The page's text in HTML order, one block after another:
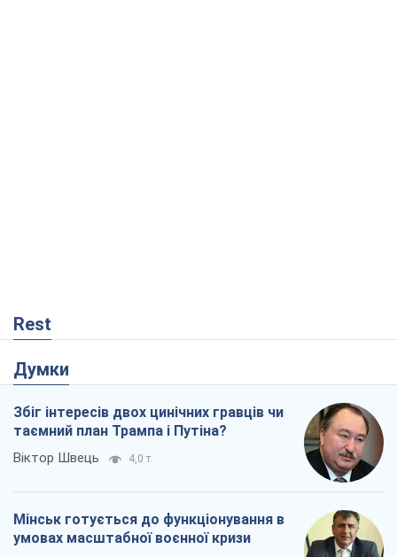
Rest
Думки
Збіг інтересів двох цинічних гравців чи
таємний план Трампа і Путіна?
Віктор Швець 4,0 т.
Мінськ готується до функціонування в
умовах масштабної воєнної кризи